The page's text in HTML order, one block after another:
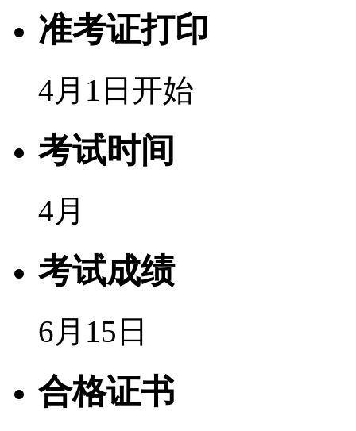
准考证打印
4月1日开始
考试时间
4月
考试成绩
6月15日
合格证书